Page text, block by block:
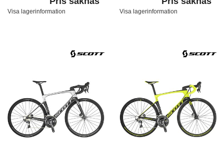
Visa lagerinformation Visa lagerinformation